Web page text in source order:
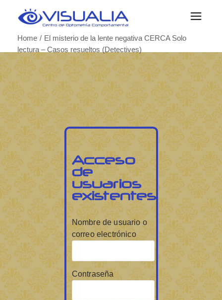
Home
El misterio de la lente negativa CERCA Solo
lectura – Casos resueltos (Detectives)
Acceso
de
usuarios
existentes
Nombre de usuario o
correo electrónico
Contraseña